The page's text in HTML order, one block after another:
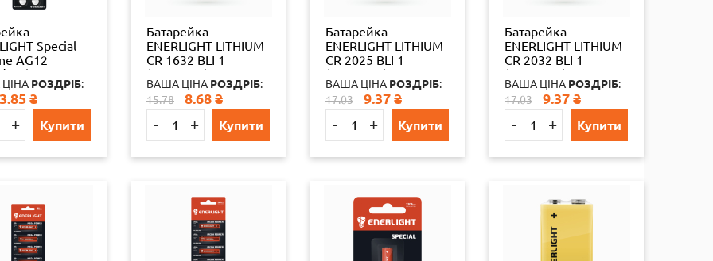
Special
AG12
386) BLI10
РОЗДРІБ:
3.85 ₴
+ Купити
Батарейка
ENERLIGHT LITHIUM
CR 1632 BLI 1
(таблетка)
4823093502475
65324
ВАША ЦІНА РОЗДРІБ:
15.78
8.68 ₴
- + Купити
Батарейка
ENERLIGHT LITHIUM
CR 2025 BLI 1
(таблетка)
4823093502536
65324
ВАША ЦІНА РОЗДРІБ:
17.03
9.37 ₴
- + Купити
Батарейка
ENERLIGHT LITHIUM
CR 2032 BLI 1
(таблетка)
4823093502567
ВАША ЦІНА РОЗДРІБ:
17.03
9.37 ₴
- + Купити